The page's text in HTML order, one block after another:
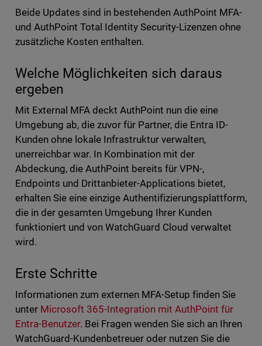
Beide Updates sind in bestehenden AuthPoint MFA-
und AuthPoint Total Identity Security-Lizenzen ohne
zusätzliche Kosten enthalten.
Welche Möglichkeiten sich daraus
ergeben
Mit External MFA deckt AuthPoint nun die eine
Umgebung ab, die zuvor für Partner, die Entra ID-
Kunden ohne lokale Infrastruktur verwalten,
unerreichbar war. In Kombination mit der
Abdeckung, die AuthPoint bereits für VPN-,
Endpoints und Drittanbieter-Applications bietet,
erhalten Sie eine einzige Authentifizierungsplattform,
die in der gesamten Umgebung Ihrer Kunden
funktioniert und von WatchGuard Cloud verwaltet
wird.
Erste Schritte
Informationen zum externen MFA-Setup finden Sie
unter Microsoft 365-Integration mit AuthPoint für
Entra-Benutzer. Bei Fragen wenden Sie sich an Ihren
WatchGuard-Kundenbetreuer oder nutzen Sie die